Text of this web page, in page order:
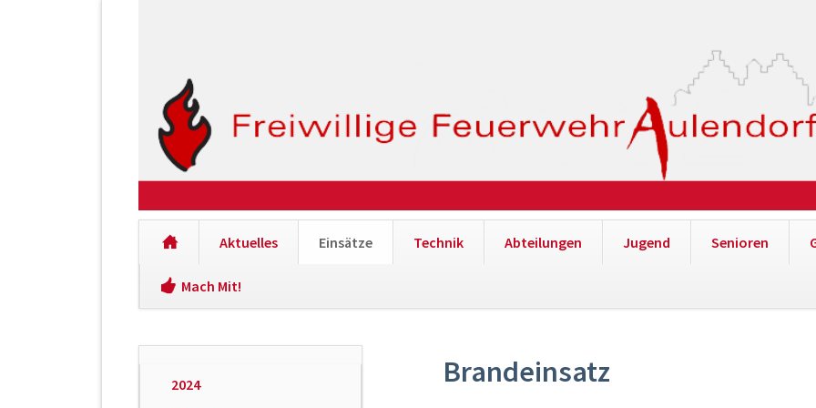
Aktuelles Einsätze Technik Abteilungen Jugend Senioren
Mach Mit!
überspringen
Brandeinsatz
Navigation
2024